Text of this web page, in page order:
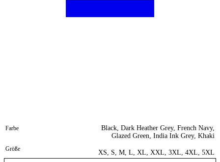
Farbe
Black, Dark Heather Grey, French Navy,
Glazed Green, India Ink Grey, Khaki
Größe XS, S, M, L, XL, XXL, 3XL, 4XL, 5XL